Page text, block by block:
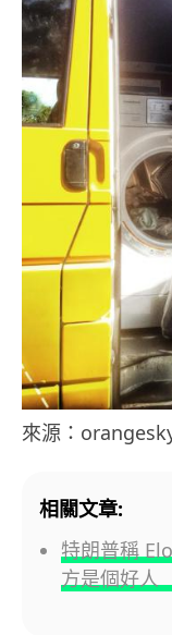
來源：
相關文章:
特朗普稱
方是個好人